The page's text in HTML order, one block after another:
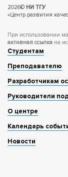
2026© НИ ТГУ
«Центр развития
При использовании
активная ссылка на
Студентам
Преподавателю
Разработчикам
Руководители
О центре
Календарь
Новости